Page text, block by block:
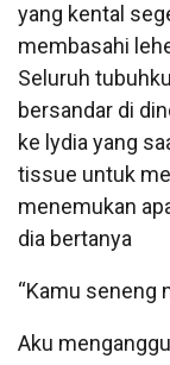
yang kental
membasahi
Seluruh
bersandar di
ke lydia yang
tissue untuk
menemukan
dia bertanya
“Kamu seneng
Aku